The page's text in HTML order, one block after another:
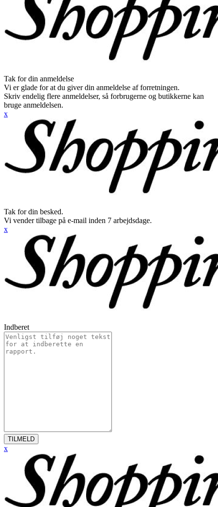
Tak for din anmeldelse
Vi er glade for at du giver din anmeldelse af forretningen.
Skriv endelig flere anmeldelser, så forbrugerne og butikkerne kan
bruge anmeldelsen.
x
Tak for din besked.
Vi vender tilbage på e-mail inden 7 arbejdsdage.
x
Indberet
TILMELD
x